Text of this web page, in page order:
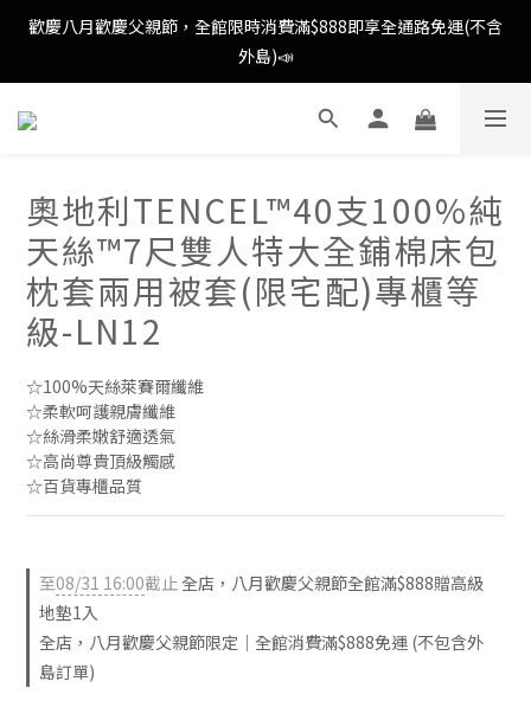
歡慶八月歡慶父親節，全館限時消費滿$888即享全通路免運(不含
外島)📣
歡慶八月歡慶父親節，全館限時消費滿$888即享全通路免運(不含
外島)📣
歡慶八月歡慶父親節，新加入會員即可得購物金$88📣
消費滿額即可成為VIP📣
歡慶八月歡慶父親節，全館限時消費滿$888即享全通路免運(不含
外島)📣
奧地利TENCEL™40支100%純
天絲™7尺雙人特大全鋪棉床包
枕套兩用被套(限宅配)專櫃等
級-LN12
☆100%天絲萊賽爾纖維
☆柔軟呵護親膚纖維
☆絲滑柔嫩舒適透氣
☆高尚尊貴頂級觸感
☆百貨專櫃品質
至08/31 16:00截止 全店，八月歡慶父親節全館滿$888贈高級
地墊1入
全店，八月歡慶父親節限定｜全館消費滿$888免運 (不包含外
島訂單)